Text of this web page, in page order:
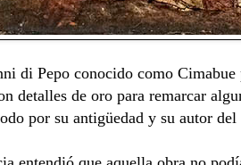
di Pepo conocido como
detalles de oro para remarcar
por su antigüedad y su autor del